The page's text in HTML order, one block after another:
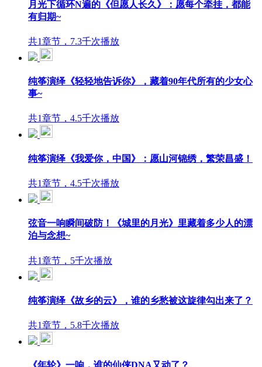
月光下循环N遍的《但愿人长久》：愿每个牵挂，都能
有归期~
共1章节，7.3千次播放
纯筝演绎《轻轻地告诉你》，藏着90年代所有的少女心
事~
共1章节，4.5千次播放
纯筝演绎《我爱你，中国》：愿山河锦绣，繁荣昌盛！
共1章节，4.5千次播放
弦音一响瞬间破防！《城里的月光》里藏着多少人的漂
泊与念想~
共1章节，5千次播放
纯筝演绎《故乡的云》，谁的乡愁被这旋律勾出来了？
共1章节，5.8千次播放